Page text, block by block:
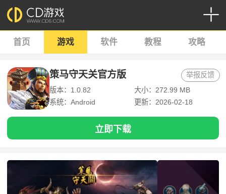
首页 游戏 软件 教程 攻略
策马守天关官方版
版本：1.0.82
大小：272.99 MB
系统：Android
更新：2026-02-18
举报反馈
立即下载